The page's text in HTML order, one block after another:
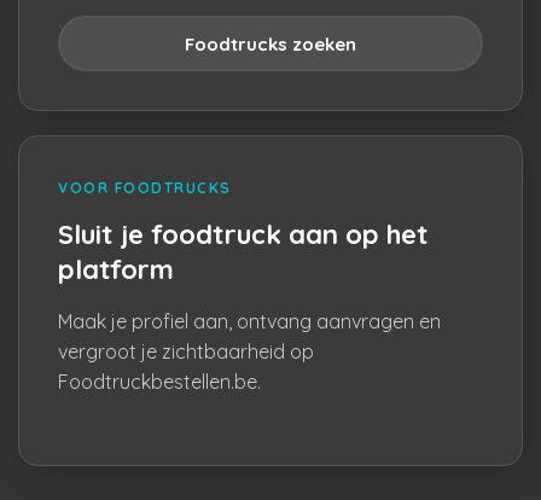
Foodtrucks zoeken
VOOR FOODTRUCKS
Sluit je foodtruck aan op het
platform
Maak je profiel aan, ontvang aanvragen en
vergroot je zichtbaarheid op
Foodtruckbestellen.be.